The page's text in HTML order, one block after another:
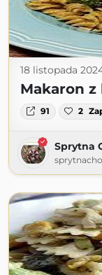
18 listopada
Makaron z
91 2
Sprytna